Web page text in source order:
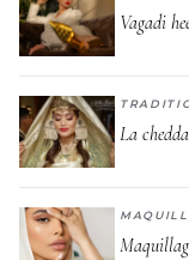
Vagadi
La